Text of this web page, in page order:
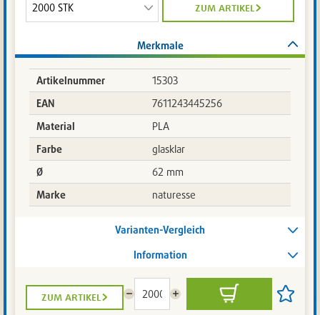
zum artikel
Merkmale
Artikelnummer
15303
EAN
7611243445256
Material
PLA
Farbe
glasklar
Ø
62 mm
Marke
naturesse
Varianten-Vergleich
Information
zum artikel
Menge
reduzieren
Menge
erhöhen
In
den
Artikel